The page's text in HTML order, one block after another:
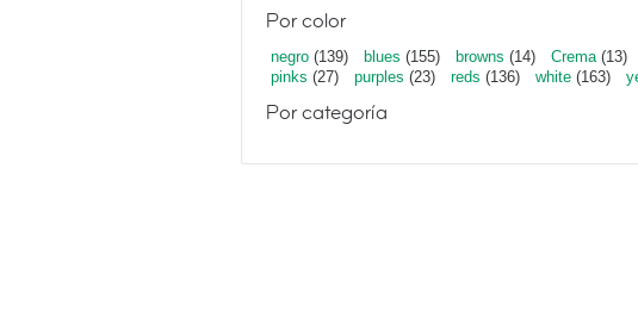
Por color
negro (139) blues (155) browns (14) Crema(13)
pinks (27) purples (23) reds (136) white (163)
Por categoría